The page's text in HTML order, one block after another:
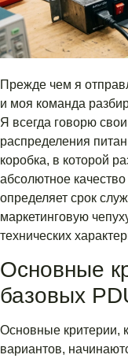
Прежде чем я
и моя команда
Я всегда говорю
распределения
коробка, в которой
абсолютное
определяет срок
маркетинговую
технических
Основные
базовых
Основные критерии,
вариантов,